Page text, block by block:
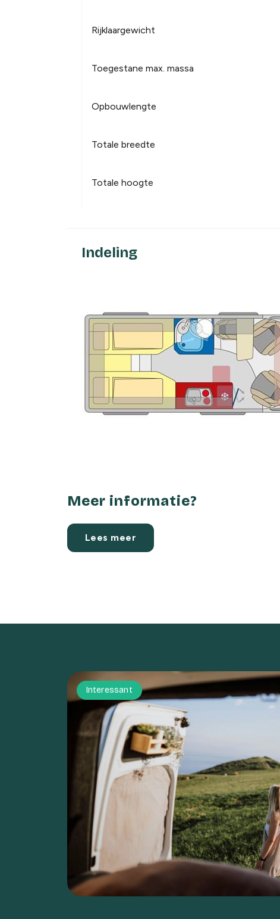
Rijklaargewicht
Toegestane max. massa
Opbouwlengte
Totale breedte
Totale hoogte
Indeling
Meer informatie?
Lees meer
Interessant